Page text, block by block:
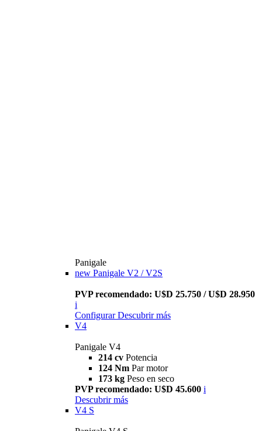
Panigale
new Panigale V2 / V2S
PVP recomendado: U$D 25.750 / U$D 28.950
i
Configurar Descubrir más
V4
Panigale V4
214 cv Potencia
124 Nm Par motor
173 kg Peso en seco
PVP recomendado: U$D 45.600 i
Descubrir más
V4 S